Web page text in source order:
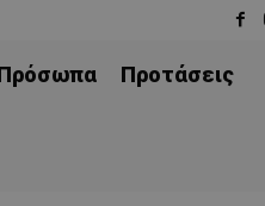
Προτάσεις